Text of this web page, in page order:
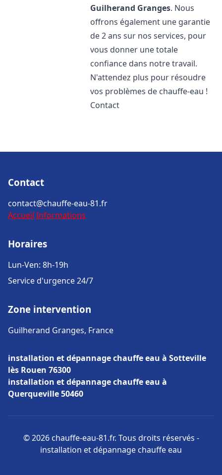
Guilherand Granges. Nous
offrons également une garantie
de 2 ans sur nos services, pour
vous donner une totale
confiance dans notre travail.
N'attendez plus pour résoudre
vos problèmes de chauffe-eau !
Contact
Contact
contact@chauffe-eau-81.fr
Accueil Informations
Horaires
Lun-Ven: 8h-19h
Service d'urgence 24/7
Zone intervention
Guilherand Granges, France
installation et dépannage chauffe eau à Sotteville
lès Rouen 76300
installation et dépannage chauffe eau à
Querqueville 50460
© 2026 chauffe-eau-81.fr. Tous droits réservés -
installation et dépannage chauffe eau